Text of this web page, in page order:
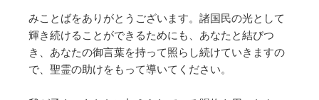
みことばをありがとうございます。諸国民の光として
輝き続けることができるためにも、あなたと結びつ
き、あなたの御言葉を持って照らし続けていきますの
で、聖霊の助けをもって導いてください。